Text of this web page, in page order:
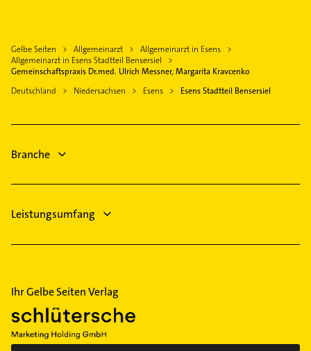
Südbrookmerland
Norden
Schortens
Heizung & Sanitär
Schreiner
Zahnarzt
Physiotherapie
Gelbe Seiten Allgemeinarzt
Allgemeinarzt in Esens
Allgemeinarzt in Esens Stadtteil Bensersiel
Gemeinschaftspraxis Dr.med. Ulrich Messner, Margarita Kravcenko
Deutschland
Niedersachsen Esens Esens Stadtteil Bensersiel
Branche
Leistungsumfang
Ihr Gelbe Seiten Verlag